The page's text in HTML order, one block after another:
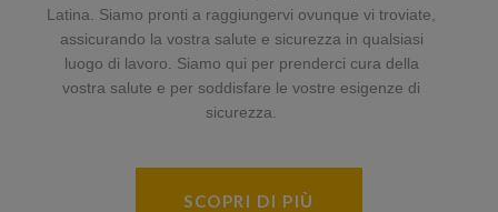
Latina. Siamo pronti a raggiungervi ovunque vi troviate,
assicurando la vostra salute e sicurezza in qualsiasi
luogo di lavoro. Siamo qui per prenderci cura della
vostra salute e per soddisfare le vostre esigenze di
sicurezza.
SCOPRI DI PIÙ